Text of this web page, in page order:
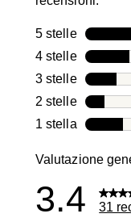
5 stellestelle
4 stellestelle
3 stellestelle
2 stellestelle
1 stellastelle
Valutazione
3.4 31